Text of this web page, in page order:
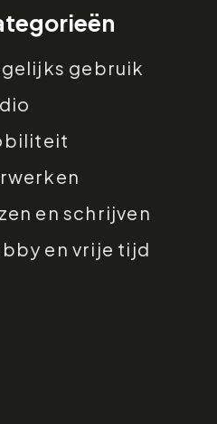
gebruik
en schrijven
en vrije tijd